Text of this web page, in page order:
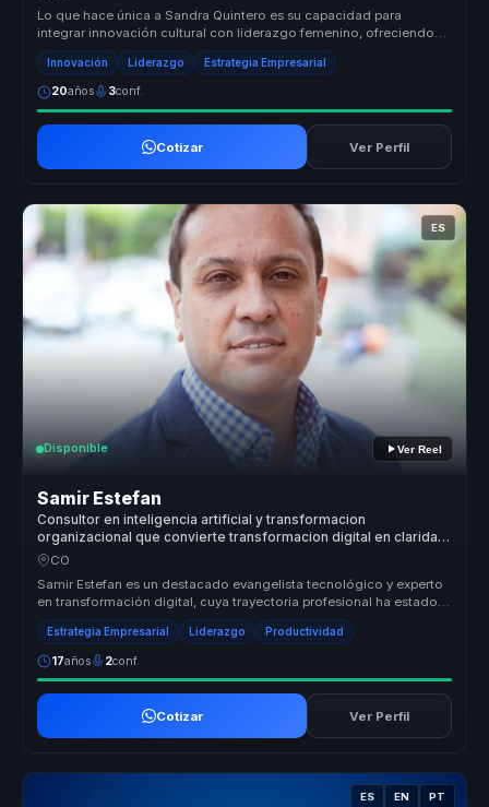
Lo que hace única a Sandra Quintero es su capacidad para
integrar innovación cultural con liderazgo femenino, ofreciendo
un enfoque que n...
Innovación Liderazgo Estrategia Empresarial
20años 3conf.
Cotizar Ver Perfil
ES
Disponible Ver Reel
Samir Estefan
Consultor en inteligencia artificial y transformacion
organizacional que convierte transformacion digital en claridad
y ejecucion para directivos y empresas.
CO
Samir Estefan es un destacado evangelista tecnológico y experto
en transformación digital, cuya trayectoria profesional ha estado
marcada...
Estrategia Empresarial Liderazgo Productividad
17años 2conf.
Cotizar Ver Perfil
ES EN PT